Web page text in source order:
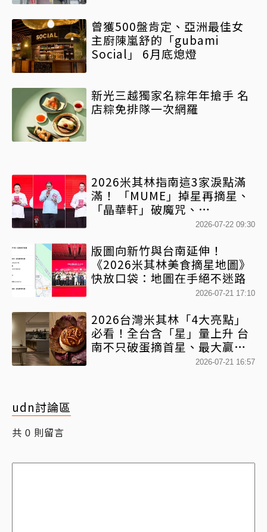
曾獲500盤肯定、亞洲最佳女
主廚陳嵐舒的「gubami
Social」 6月底熄燈
新光三越獨家名粽年年搶手 名
店粽免排隊一次網羅
2026米其林指南這3家淚點滿
滿！ 「MUME」掉星再摘星、
「晶華軒」破魔咒、
「NOBUO」主廚抱照默哀淚灑
2026-07-22 09:30
版圖向新竹與台南延伸！
《2026米其林美食摘星地圖》
快放口袋：地圖在手絕不迷路
2026-07-21 17:10
2026台灣米其林「4大亮點」
必看！全台含「星」量上升 台
南不只破蛋摘首星、最大贏家
2026-07-21 16:57
udn討論區
共 0 則留言